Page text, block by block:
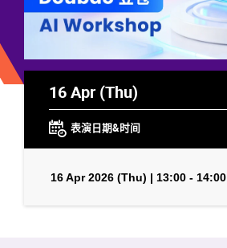
16 Apr (Thu)
表演日期&时间
16 Apr 2026 (Thu) | 13:00 - 14:00